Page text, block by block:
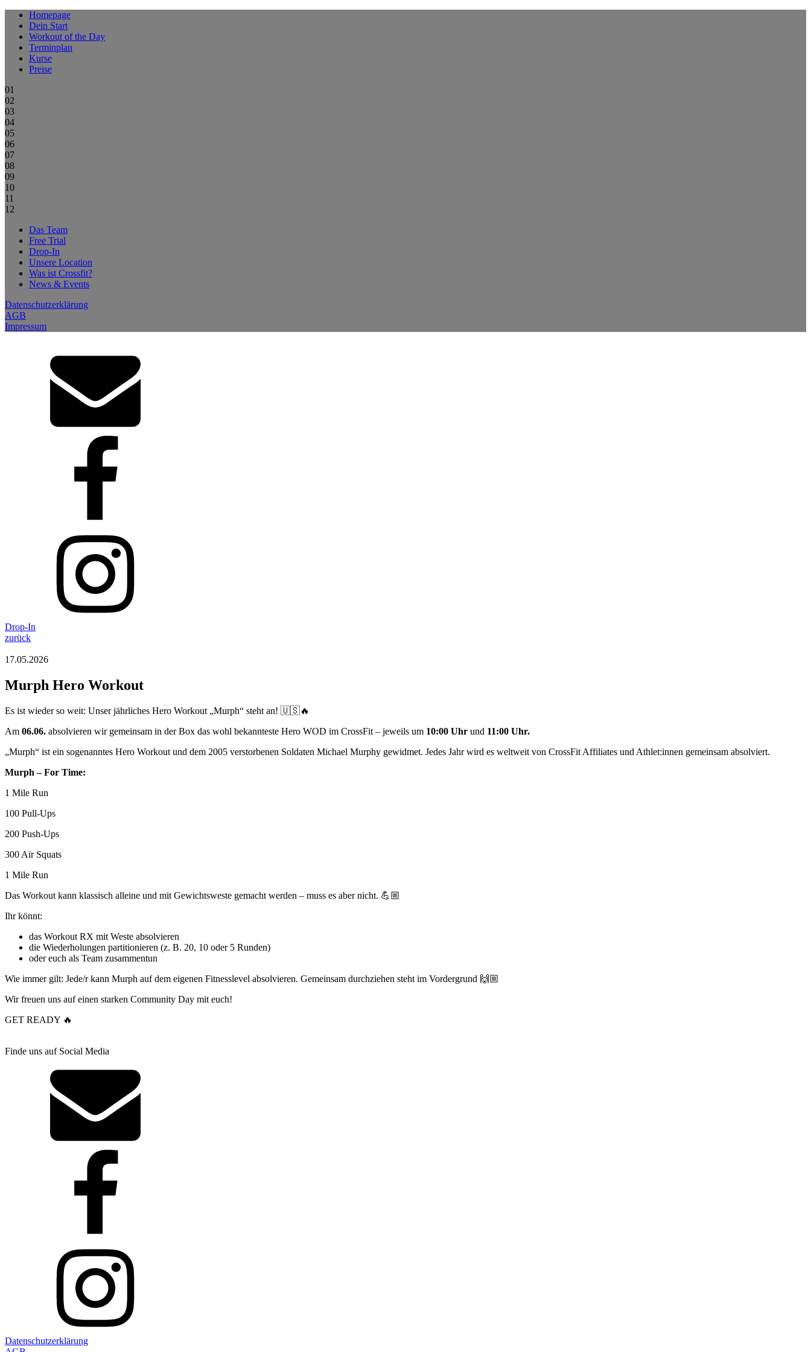
Homepage
Dein Start
Workout of the Day
Terminplan
Kurse
Preise
01
02
03
04
05
06
07
08
09
10
11
12
Das Team
Free Trial
Drop-In
Unsere Location
Was ist Crossfit?
News & Events
Datenschutzerklärung
AGB
Impressum
Drop-In
zurück
17.05.2026
Murph Hero Workout
Es ist wieder so weit: Unser jährliches Hero Workout „Murph“ steht an! 🇺🇸🔥
Am 06.06. absolvieren wir gemeinsam in der Box das wohl bekannteste Hero WOD im CrossFit – jeweils um 10:00 Uhr und 11:00 Uhr.
„Murph“ ist ein sogenanntes Hero Workout und dem 2005 verstorbenen Soldaten Michael Murphy gewidmet. Jedes Jahr wird es weltweit von CrossFit Affiliates und Athlet:innen gemeinsam absolviert.
Murph – For Time:
1 Mile Run
100 Pull-Ups
200 Push-Ups
300 Air Squats
1 Mile Run
Das Workout kann klassisch alleine und mit Gewichtsweste gemacht werden – muss es aber nicht. 💪🏼
Ihr könnt:
das Workout RX mit Weste absolvieren
die Wiederholungen partitionieren (z. B. 20, 10 oder 5 Runden)
oder euch als Team zusammentun
Wie immer gilt: Jede/r kann Murph auf dem eigenen Fitnesslevel absolvieren. Gemeinsam durchziehen steht im Vordergrund 🙌🏼
Wir freuen uns auf einen starken Community Day mit euch!
GET READY 🔥
Finde uns auf Social Media
Datenschutzerklärung